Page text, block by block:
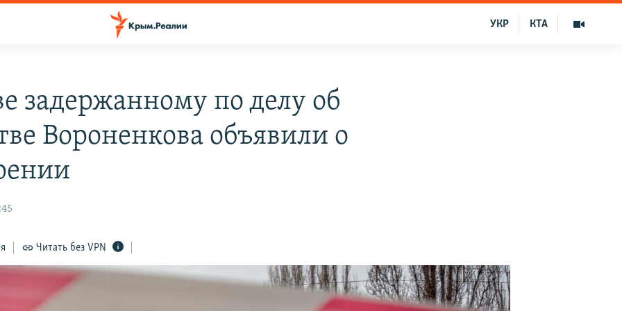
КТА
УКР
задержанному по делу об
Вороненкова объявили о
Читать без VPN